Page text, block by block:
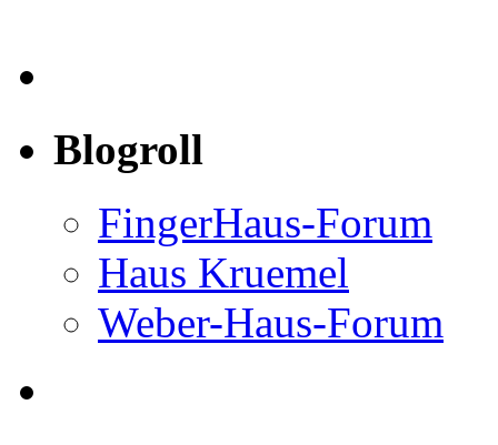
Blogroll
FingerHaus-Forum
Haus Kruemel
Weber-Haus-Forum